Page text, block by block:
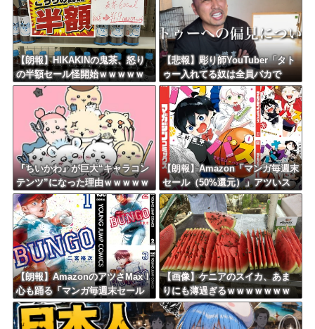
【朗報】HIKAKINの鬼茶、怒り
の半額セール怪開始ｗｗｗｗｗ
ｗｗｗｗｗｗｗｗｗ
【悲報】彫り師YouTuber「タト
ゥー入れてる奴は全員バカで
す。すごい民度低い」
『ちいかわ』が巨大“キャラコン
テンツ”になった理由ｗｗｗｗｗ
ｗｗｗｗｗｗ
【朗報】Amazon「マンガ毎週末
セール（50%還元）」アツいス
ポーツマンガ祭り最終日到
来！！！
【朗報】AmazonのアツさMax！
心も踊る「マンガ毎週末セール
（50%還元）」2日目襲来！
【画像】ケニアのスイカ、あま
りにも薄過ぎるｗｗｗｗｗｗｗ
ｗｗｗｗｗｗ